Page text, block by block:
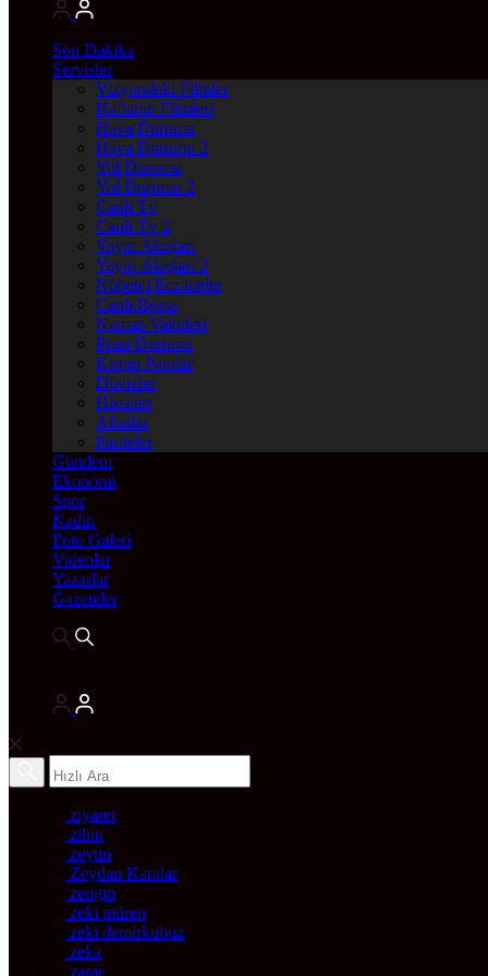
Son Dakika
Servisler
Vizyondaki Filmler
Haftanin Filmleri
Hava Durumu
Hava Durumu 2
Yol Durumu
Yol Durumu 2
Canlı Tv
Canlı Tv 2
Yayın Akışları
Yayın Akışları 2
Nöbetçi Eczaneler
Canlı Borsa
Namaz Vakitleri
Puan Durumu
Kripto Paralar
Dövizler
Hisseler
Altınlar
Pariteler
Gündem
Ekonomi
Spor
Kadın
Foto Galeri
Videolar
Yazarlar
Gazeteler
ziyaret
zihin
zeytin
Zeydan Karalar
zengin
zeki müren
zeki demirkubuz
zeka
zarar